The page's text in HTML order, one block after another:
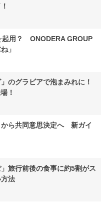
起用？ ONODERA GROUP
」
のグラビアで泡まみれに！
！
から共同意思決定へ 新ガイ
旅行前後の食事に約5割がス
法